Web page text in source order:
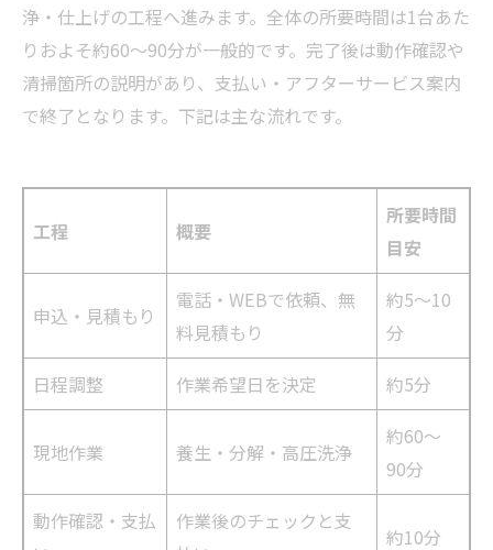
浄・仕上げの工程へ進みます。全体の所要時間は1台あた
りおよそ約60～90分が一般的です。完了後は動作確認や
清掃箇所の説明があり、支払い・アフターサービス案内
で終了となります。下記は主な流れです。
工程 概要
所要時間
目安
申込・見積もり
電話・WEBで依頼、無
料見積もり
約5～10
分
日程調整
作業希望日を決定 約5分
現地作業 養生・分解・高圧洗浄
約60～
90分
動作確認・支払
作業後のチェックと支
約10分